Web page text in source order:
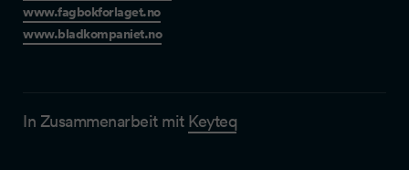
www.fagbokforlaget.no
www.bladkompaniet.no
In Zusammenarbeit mit Keyteq